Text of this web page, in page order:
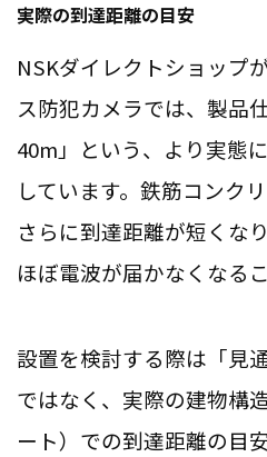
実際の到達距離の目安
NSKダイレクトショップ
ス防犯カメラでは、製品
40m」という、より実態
しています。鉄筋コンク
さらに到達距離が短くな
ほぼ電波が届かなくなる
設置を検討する際は「見
ではなく、実際の建物構
ート）での到達距離の目